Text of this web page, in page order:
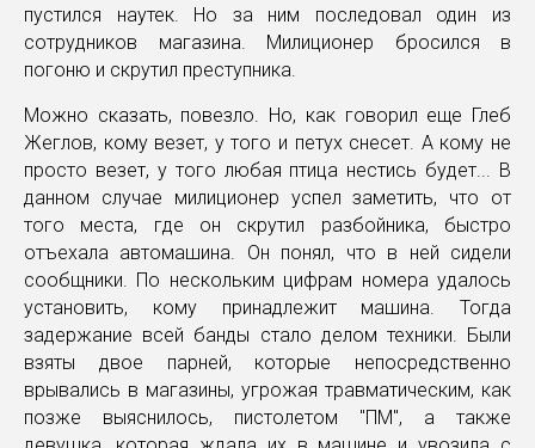
пустился наутек. Но за ним последовал один из
сотрудников магазина. Милиционер бросился в
погоню и скрутил преступника.
Можно сказать, повезло. Но, как говорил еще Глеб
Жеглов, кому везет, у того и петух снесет. А кому не
просто везет, у того любая птица нестись будет... В
данном случае милиционер успел заметить, что от
того места, где он скрутил разбойника, быстро
отъехала автомашина. Он понял, что в ней сидели
сообщники. По нескольким цифрам номера удалось
установить, кому принадлежит машина. Тогда
задержание всей банды стало делом техники. Были
взяты двое парней, которые непосредственно
врывались в магазины, угрожая травматическим, как
позже выяснилось, пистолетом "ПМ", а также